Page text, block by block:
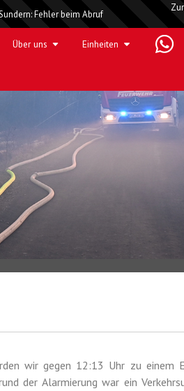
Fehler beim Abruf
Über uns Einheiten
wir gegen 12:13 Uhr zu einem
der Alarmierung war ein